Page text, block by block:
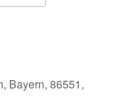
Bayern, 86551,